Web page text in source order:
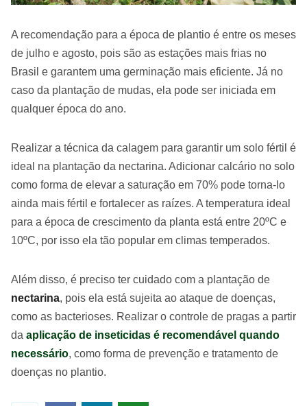
A recomendação para a época de plantio é entre os meses
de julho e agosto, pois são as estações mais frias no
Brasil e garantem uma germinação mais eficiente. Já no
caso da plantação de mudas, ela pode ser iniciada em
qualquer época do ano.
Realizar a técnica da calagem para garantir um solo fértil é
ideal na plantação da nectarina. Adicionar calcário no solo
como forma de elevar a saturação em 70% pode torna-lo
ainda mais fértil e fortalecer as raízes. A temperatura ideal
para a época de crescimento da planta está entre 20ºC e
10ºC, por isso ela tão popular em climas temperados.
Além disso, é preciso ter cuidado com a plantação de
nectarina, pois ela está sujeita ao ataque de doenças,
como as bacterioses. Realizar o controle de pragas a partir
da aplicação de inseticidas é recomendável quando
necessário, como forma de prevenção e tratamento de
doenças no plantio.